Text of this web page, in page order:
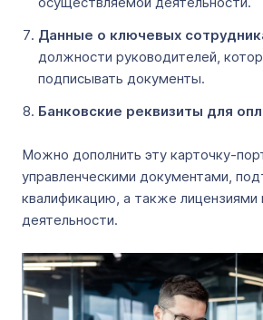
Данные о ключевых
должности руководителей,
подписывать документы.
Банковские реквизиты для
Можно дополнить эту карточку-
управленческими документами,
квалификацию, а также лицензиями
деятельности.